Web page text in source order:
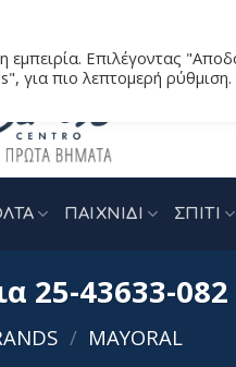
ΠΑΙΧΝΙΔΙ ΣΠΙΤΙ
25-43633-082
/ MAYORAL
εμπειρία. Επιλέγοντας
για πιο λεπτομερή ρύθμιση.